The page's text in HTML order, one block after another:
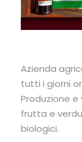
Azienda
tutti i giorni
Produzione
frutta e
biologici.